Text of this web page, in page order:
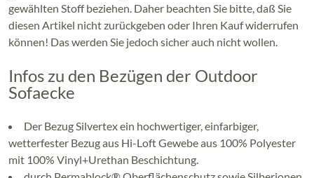
gewählten Stoff beziehen. Daher beachten Sie bitte, daß Sie
diesen Artikel nicht zurückgeben oder Ihren Kauf widerrufen
können! Das werden Sie jedoch sicher auch nicht wollen.
Infos zu den Bezügen der Outdoor
Sofaecke
Der Bezug Silvertex ein hochwertiger, einfarbiger,
wetterfester Bezug aus Hi-Loft Gewebe aus 100% Polyester
mit 100% Vinyl+Urethan Beschichtung.